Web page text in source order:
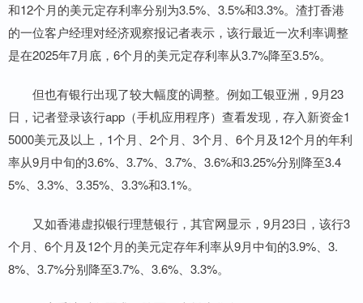
和12个月的美元定存利率分别为3.5%、3.5%和3.3%。渣打香港
的一位客户经理对经济观察报记者表示，该行最近一次利率调整
是在2025年7月底，6个月的美元定存利率从3.7%降至3.5%。
但也有银行出现了较大幅度的调整。例如工银亚洲，9月23
日，记者登录该行app（手机应用程序）查看发现，存入新资金1
5000美元及以上，1个月、2个月、3个月、6个月及12个月的年利
率从9月中旬的3.6%、3.7%、3.7%、3.6%和3.25%分别降至3.4
5%、3.3%、3.35%、3.3%和3.1%。
又如香港虚拟银行理慧银行，其官网显示，9月23日，该行3
个月、6个月及12个月的美元定存年利率从9月中旬的3.9%、3.
8%、3.7%分别降至3.7%、3.6%、3.3%。